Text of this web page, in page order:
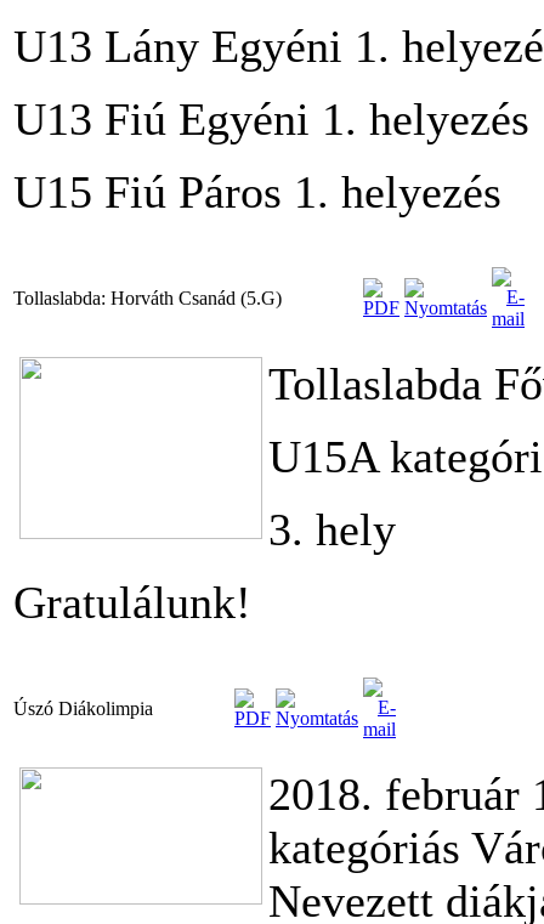
U13 Lány Egyéni 1.
U13 Fiú Egyéni 1. helyezés
U15 Fiú Páros 1. helyezés
Tollaslabda: Horváth Csanád (5.G)
Tollaslabda
U15A
3. hely
Gratulálunk!
Úszó Diákolimpia
2018. február
kategóriás
Nevezett